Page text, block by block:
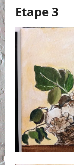
Etape 3